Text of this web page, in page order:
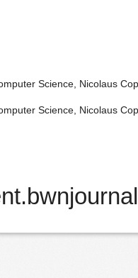
Science, Nicolaus
Science, Nicolaus